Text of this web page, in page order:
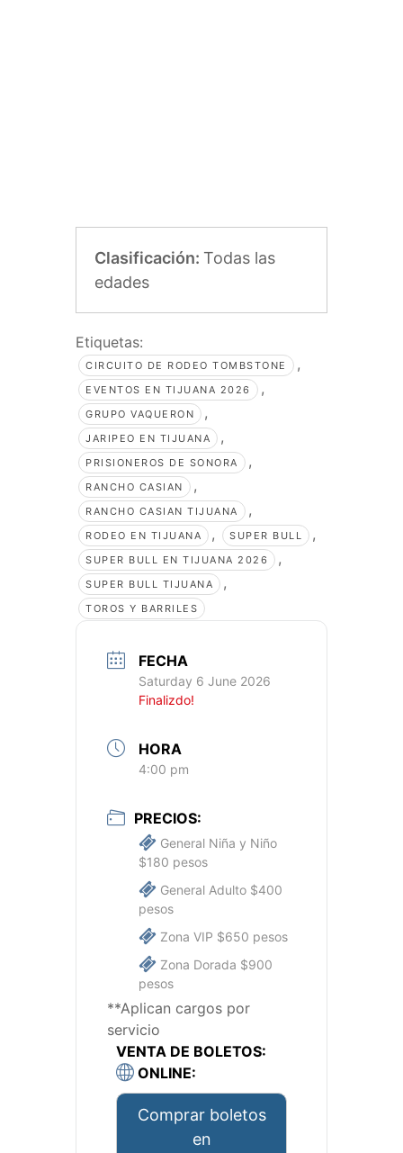
Clasificación: Todas las
edades
Etiquetas:
CIRCUITO DE RODEO TOMBSTONE ,
EVENTOS EN TIJUANA 2026 ,
GRUPO VAQUERON ,
JARIPEO EN TIJUANA ,
PRISIONEROS DE SONORA ,
RANCHO CASIAN ,
RANCHO CASIAN TIJUANA ,
RODEO EN TIJUANA , SUPER BULL ,
SUPER BULL EN TIJUANA 2026 ,
SUPER BULL TIJUANA ,
TOROS Y BARRILES
FECHA
Saturday 6 June 2026
Finalizdo!
HORA
4:00 pm
PRECIOS:
General Niña y Niño
$180 pesos
General Adulto $400
pesos
Zona VIP $650 pesos
Zona Dorada $900
pesos
**Aplican cargos por
servicio
VENTA DE BOLETOS:
ONLINE:
Comprar boletos
en